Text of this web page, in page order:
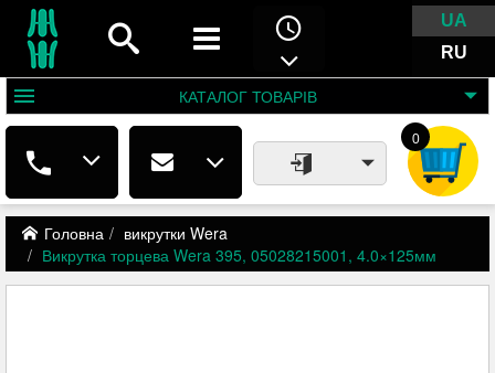
UA
RU
КАТАЛОГ ТОВАРІВ
0
Головна
викрутки Wera
Викрутка торцева Wera 395, 05028215001, 4.0×125мм